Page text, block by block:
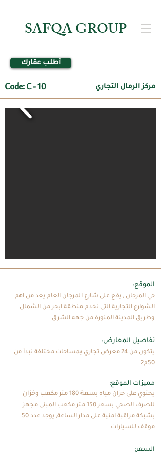
SAFQA GROUP
أطلب عقارك
Code: C - 10 مركز الرمال التجاري
:الموقع
الشوارع التجارية التى تخدم منطقة ابحر من الشمال
وطريق المدينة المنورة من جهه الشرق
:تفاصيل المعارض
يتكون من 24 معرض تجاري بمساحات مختلفة تبدأ من
50م2
:مميزات الموقع
يحتوي على خزان مياه بسعة 180 متر مكعب وخزان
للصرف الصحي بسعر 150 متر مكعب المبنى مجهز
بشبكة مراقبة امنية على مدار الساعة, يوجد عدد 50
موقف للسيارات
:السعر